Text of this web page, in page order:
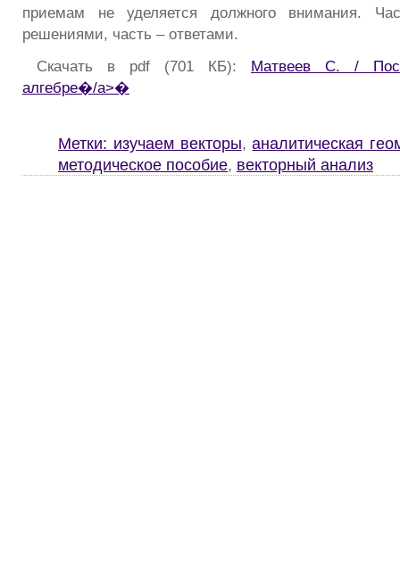
приемам не уделяется должного внимания.
решениями, часть – ответами.
Скачать в pdf (701 КБ): Матвеев С. /
алгебре�/a>�
Метки: изучаем векторы,аналитическая
методическое пособие, векторный анализ